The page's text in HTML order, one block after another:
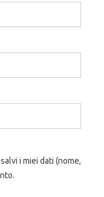
i miei dati (nome,